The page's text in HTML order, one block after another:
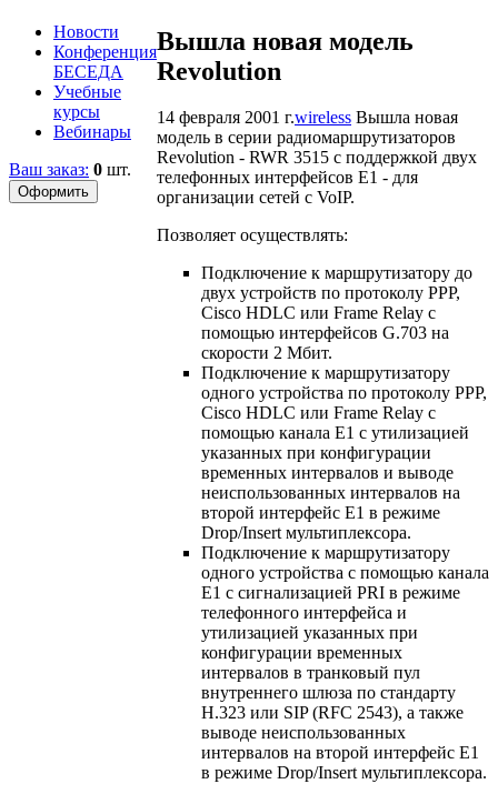
Новости
Конференция
БЕСЕДА
Учебные
курсы
Вебинары
Ваш заказ: 0 шт.
Вышла новая модель
Revolution
14 февраля 2001 г.wireless Вышла новая
модель в серии радиомаршрутизаторов
Revolution - RWR 3515 с поддержкой двух
телефонных интерфейсов Е1 - для
организации сетей с VoIP.
Позволяет осуществлять:
Подключение к маршрутизатору до
двух устройств по протоколу PPP,
Cisco HDLC или Frame Relay с
помощью интерфейсов G.703 на
скорости 2 Мбит.
Подключение к маршрутизатору
одного устройства по протоколу PPP,
Cisco HDLC или Frame Relay с
помощью канала E1 с утилизацией
указанных при конфигурации
временных интервалов и выводе
неиспользованных интервалов на
второй интерфейс E1 в режиме
Drop/Insert мультиплексора.
Подключение к маршрутизатору
одного устройства с помощью канала
E1 с сигнализацией PRI в режиме
телефонного интерфейса и
утилизацией указанных при
конфигурации временных
интервалов в транковый пул
внутреннего шлюза по стандарту
H.323 или SIP (RFC 2543), а также
выводе неиспользованных
интервалов на второй интерфейс E1
в режиме Drop/Insert мультиплексора.